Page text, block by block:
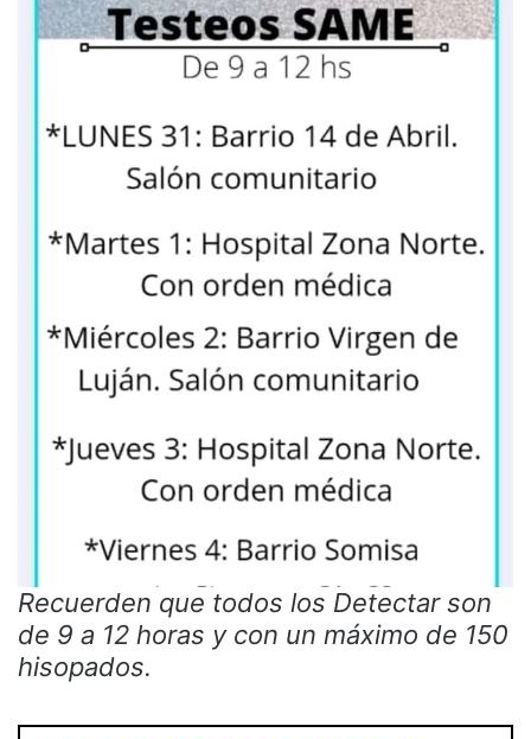
Recuerden que todos los Detectar son
de 9 a 12 horas y con un máximo de 150
hisopados.